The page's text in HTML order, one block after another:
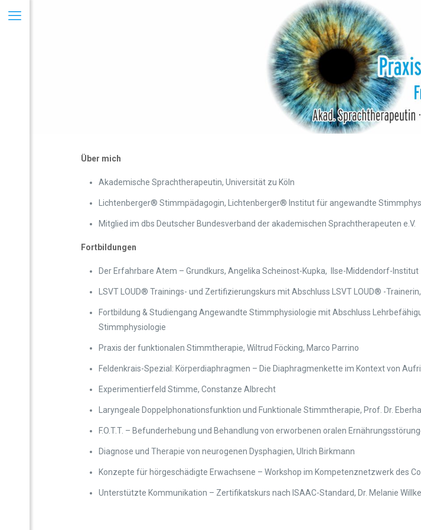
Über mich
Akademische Sprachtherapeutin, Universität zu Köln
Lichtenberger® Stimmpädagogin, Lichtenberger® Institut für angewandte
Mitglied im dbs Deutscher Bundesverband der akademischen Sprachtherapeuten e.V.
Fortbildungen
Der Erfahrbare Atem – Grundkurs, Angelika Scheinost-Kupka, Ilse-Middendorf-Institut
LSVT LOUD® Trainings- und Zertifizierungskurs mit Abschluss LSVT LOUD® -
Fortbildung & Studiengang Angewandte Stimmphysiologie mit Abschluss
Stimmphysiologie
Praxis der funktionalen Stimmtherapie, Wiltrud Föcking, Marco Parrino
Feldenkrais-Spezial: Körperdiaphragmen – Die Diaphragmenkette im Kontext von
Experimentierfeld Stimme, Constanze Albrecht
Laryngeale Doppelphonationsfunktion und Funktionale Stimmtherapie, Prof. Dr.
F.O.T.T. – Befunderhebung und Behandlung von erworbenen oralen
Diagnose und Therapie von neurogenen Dysphagien, Ulrich Birkmann
Konzepte für hörgeschädigte Erwachsene – Workshop im Kompetenznetzwerk des
Unterstützte Kommunikation – Zertifikatskurs nach ISAAC-Standard, Dr. Melanie Willke